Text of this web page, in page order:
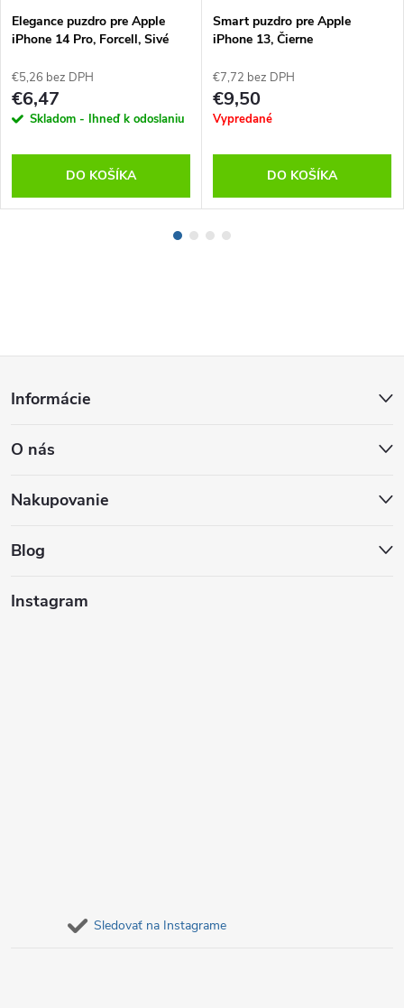
Elegance puzdro pre Apple
iPhone 14 Pro, Forcell, Sivé
€5,26 bez DPH
€6,47
Skladom - Ihneď k odoslaniu
DO KOŠÍKA
Smart puzdro pre Apple
iPhone 13, Čierne
€7,72 bez DPH
€9,50
Vypredané
DO KOŠÍKA
p
ä
Informácie
O nás
Nakupovanie
Blog
Instagram
Sledovať na Instagrame